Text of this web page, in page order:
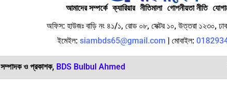
আমাদের সম্পর্কে ক্যারিয়ার নীতিমালা গোপনীয়তা নীতি
অফিস: হাউজঃ বাড়ি নং ৪১/১, রোড ০৮, সেক্টর ১০, উত্তরা ১২৩০,
ইমেইল: siambds65@gmail.com | মোবাইল:
সম্পাদক ও প্রকাশক, BDS Bulbul Ahmed